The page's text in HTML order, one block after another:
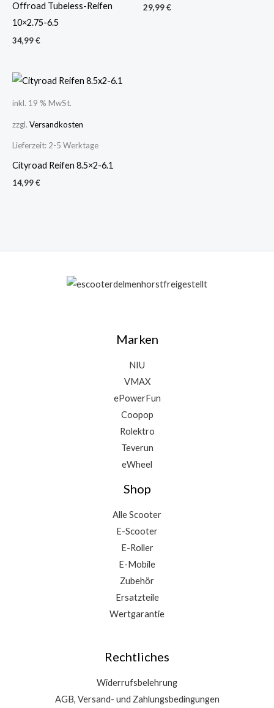
Offroad Tubeless-Reifen
10×2.75-6.5
34,99€
29,99€
inkl. 19 % MwSt.
zzgl. Versandkosten
Lieferzeit: 2-5 Werktage
Cityroad Reifen 8.5×2-6.1
14,99€
Marken
NIU
VMAX
ePowerFun
Coopop
Rolektro
Teverun
eWheel
Shop
Alle Scooter
E-Scooter
E-Roller
E-Mobile
Zubehör
Ersatzteile
Wertgarantie
Rechtliches
Widerrufsbelehrung
AGB, Versand- und Zahlungsbedingungen